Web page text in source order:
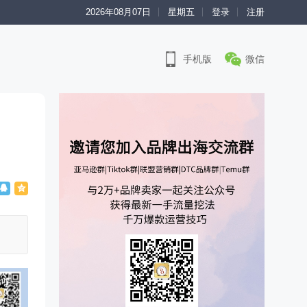
2026年08月07日 星期五 登录 注册
手机版 微信